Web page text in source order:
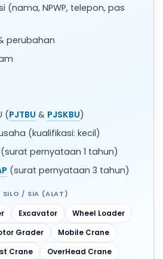
(nama, NPWP, telepon, pas
perubahan
(PJTBU & PJSKBU)
(kualifikasi: kecil)
(surat pernyataan 1 tahun)
(surat pernyataan 3 tahun)
SILO / SIA (ALAT)
Excavator
Wheel Loader
Grader
Mobile Crane
Crane
OverHead Crane